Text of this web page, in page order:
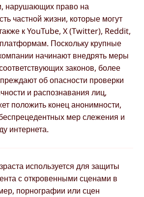
нарушающих право на
частной жизни, которые могут
к YouTube, X (Twitter), Reddit,
Поскольку крупные
начинают внедрять меры
законов, более
об опасности проверки
и распознавания лиц,
положить конец анонимности,
мер слежения и
интернета.
используется для защиты
с откровенными сценами в
порнографии или сцен